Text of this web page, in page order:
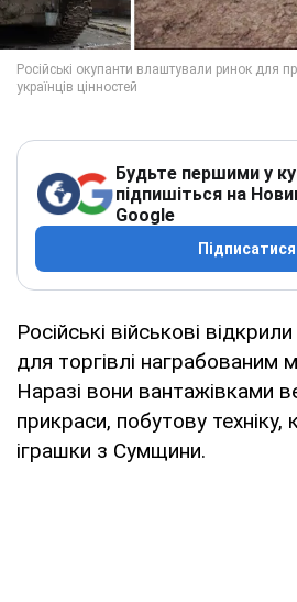
Будьте першими у
підпишіться на
Google
Підписатися
Російські військові
для торгівлі награбованим
Наразі вони вантажівками
прикраси, побутову техніку,
іграшки з Сумщини.